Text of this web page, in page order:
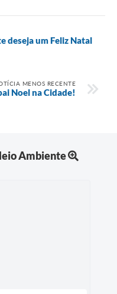
deseja um Feliz Natal
MENOS RECENTE
Noel na Cidade!
Ambiente